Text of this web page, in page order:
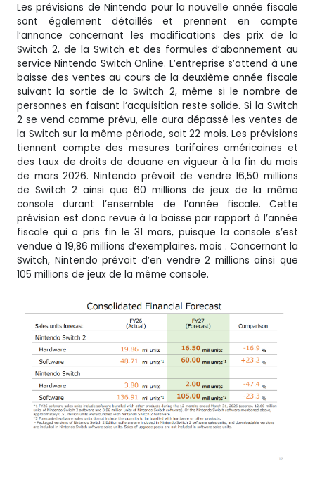
Les prévisions de Nintendo pour la nouvelle année fiscale
sont également détaillés et prennent en compte
l’annonce concernant les modifications des prix de la
Switch 2, de la Switch et des formules d’abonnement au
service Nintendo Switch Online. L’entreprise s’attend à une
baisse des ventes au cours de la deuxième année fiscale
suivant la sortie de la Switch 2, même si le nombre de
personnes en faisant l’acquisition reste solide. Si la Switch
2 se vend comme prévu, elle aura dépassé les ventes de
la Switch sur la même période, soit 22 mois. Les prévisions
tiennent compte des mesures tarifaires américaines et
des taux de droits de douane en vigueur à la fin du mois
de mars 2026. Nintendo prévoit de vendre 16,50 millions
de Switch 2 ainsi que 60 millions de jeux de la même
console durant l’ensemble de l’année fiscale. Cette
prévision est donc revue à la baisse par rapport à l’année
fiscale qui a pris fin le 31 mars, puisque la console s’est
vendue à 19,86 millions d’exemplaires, mais . Concernant la
Switch, Nintendo prévoit d’en vendre 2 millions ainsi que
105 millions de jeux de la même console.